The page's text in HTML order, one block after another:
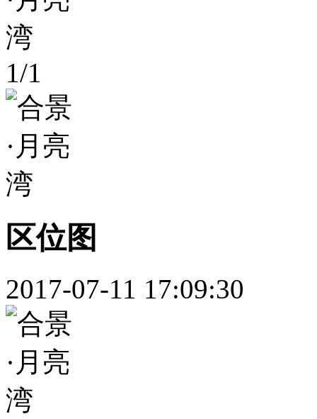
1/1
区位图
2017-07-11 17:09:30